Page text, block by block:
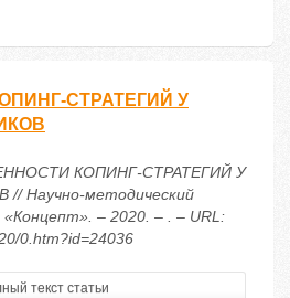
СТРАТЕГИЙ У
КОПИНГ-СТРАТЕГИЙ У
Научно-методический
– 2020. – . – URL:
0.htm?id=24036
текст статьи